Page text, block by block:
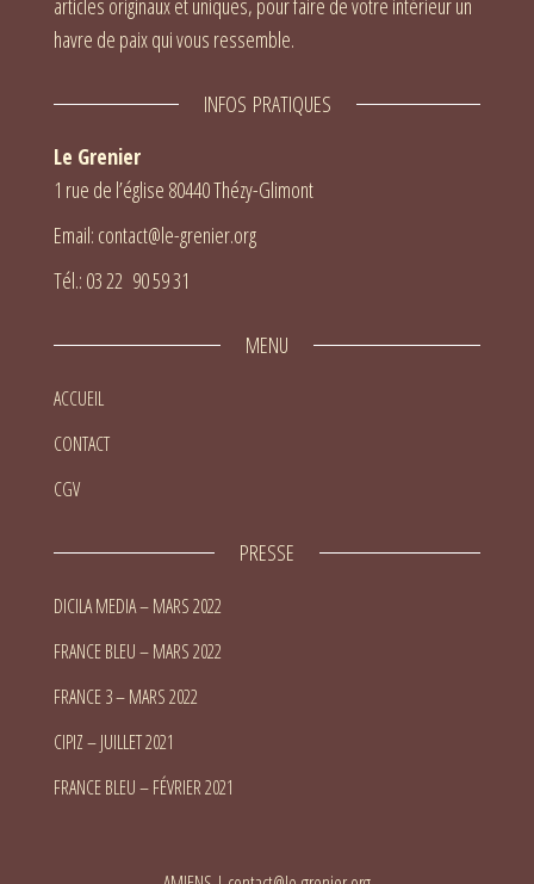
articles originaux et uniques, pour faire de votre intérieur un
havre de paix qui vous ressemble.
INFOS PRATIQUES
Le Grenier
1 rue de l’église 80440 Thézy-Glimont
Email: contact@le-grenier.org
Tél.: 03 22 90 59 31
MENU
ACCUEIL
CONTACT
CGV
PRESSE
DICILA MEDIA – MARS 2022
FRANCE BLEU – MARS 2022
FRANCE 3 – MARS 2022
CIPIZ – JUILLET 2021
FRANCE BLEU – FÉVRIER 2021